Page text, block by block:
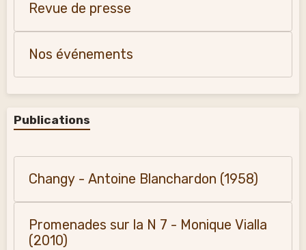
Revue de presse
Nos événements
Publications
Changy - Antoine Blanchardon (1958)
Promenades sur la N 7 - Monique Vialla
(2010)